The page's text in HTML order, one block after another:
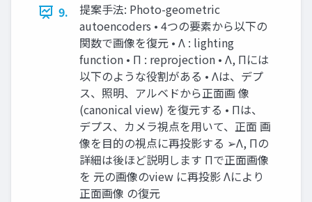
9.
提案手法: Photo-geometric
autoencoders • 4つの要素から以下の
関数で画像を復元 • Λ : lighting
function • Π : reprojection • Λ, Πには
以下のような役割がある • Λは、デプ
ス、照明、アルベドから正面画 像
(canonical view) を復元する • Πは、
デプス、カメラ視点を用いて、正面 画
像を目的の視点に再投影する ➢Λ, Πの
詳細は後ほど説明します Πで正面画像
を 元の画像のview に再投影 Λにより
正面画像 の復元